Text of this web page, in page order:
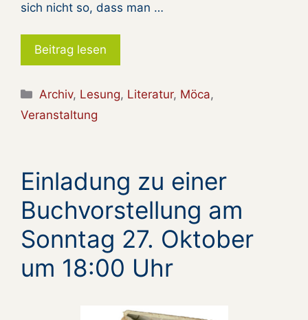
sich nicht so, dass man …
Beitrag lesen
Kategorien
Archiv, Lesung, Literatur, Möca,
Veranstaltung
Einladung zu einer
Buchvorstellung am
Sonntag 27. Oktober
um 18:00 Uhr